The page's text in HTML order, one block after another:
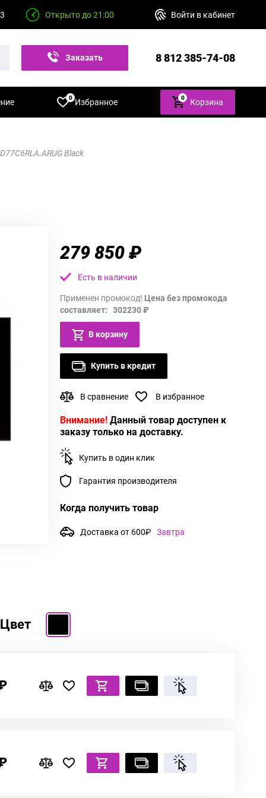
Открыто до 21:00 Войти в кабинет
Заказать 8 812 385-74-08
Избранное
0 0 Корзина
Black
279 850 ₽
Есть в наличии
Применен промокод! Цена без промокода
составляет: 302230 ₽
В корзину
Купить в кредит
В сравнение В избранное
Внимание! Данный товар доступен к
заказу только на доставку.
Купить в один клик
Гарантия производителя
Когда получить товар
Доставка от 600₽ Завтра
Цвет